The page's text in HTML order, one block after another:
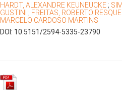
HARDT, ALEXANDRE KEUNEUCKE ;
GUSTINI ; FREITAS, ROBERTO
MARCELO CARDOSO MARTINS
DOI: 10.5151/2594-5335-23790